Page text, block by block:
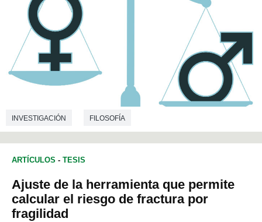
INVESTIGACIÓN FILOSOFÍA
ARTÍCULOS - TESIS
Ajuste de la herramienta que permite
calcular el riesgo de fractura por
fragilidad